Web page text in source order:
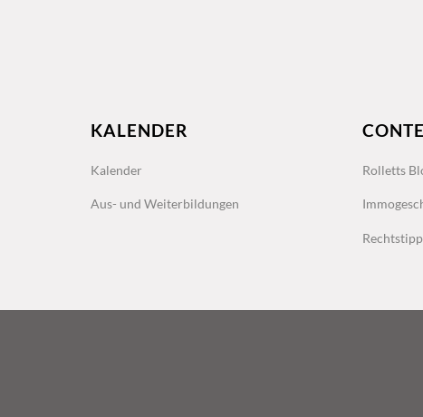
KALENDER
Kalender
Aus- und Weiterbildungen
Rolletts